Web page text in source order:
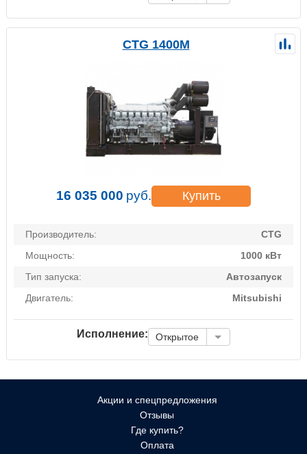
CTG 1400M
16 035 000 руб. Купить
Производитель:
CTG
Мощность:
1000 кВт
Тип запуска:
Автозапуск
Двигатель:
Mitsubishi
Исполнение: Открытое
Акции и спецпредложения
Отзывы
Где купить?
Оплата